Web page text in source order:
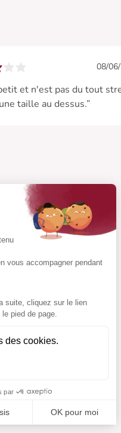
vous accompagner pendant
suite, cliquez sur le lien
pied de page.
des cookies.
par
OK pour moi
08/
et n'est pas du tout
taille au dessus.”